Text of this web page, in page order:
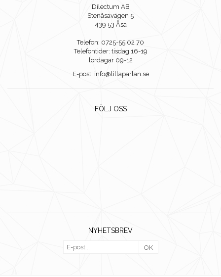
Dilectum AB
Stenåsavägen 5
439 53 Åsa
Telefon: 0725-55 02 70
Telefontider: tisdag 16-19
lördagar 09-12
E-post: info@lillaparlan.se
FÖLJ OSS
NYHETSBREV
OK